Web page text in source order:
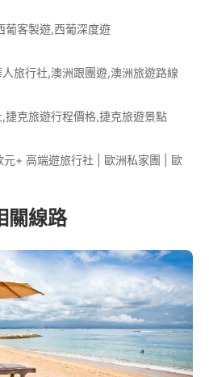
葡客製遊,西葡深度遊
旅行社,澳洲跟團遊,澳洲旅遊路線
捷克旅遊行程價格,捷克旅遊景點
元+ 高端遊旅行社 | 歐洲私家團 | 歐
關線路